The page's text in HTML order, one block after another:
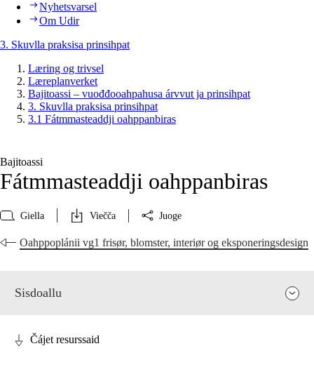
Nyhetsvarsel
Om Udir
3. Skuvlla praksisa prinsihpat
Læring og trivsel
Læreplanverket
Bajitoassi – vuođđooahpahusa árvvut ja prinsihpat
3. Skuvlla praksisa prinsihpat
3.1 Fátmmasteaddji oahppanbiras
Bajitoassi
Fátmmasteaddji oahppanbiras
Giella Viečča Juoge
Oahppoplánii vg1 frisør, blomster, interiør og eksponeringsdesign
Sisdoallu
Čájet resurssaid